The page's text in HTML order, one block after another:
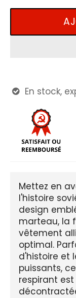
 En stock,
Mettez en
l'histoire
design
marteau, la
vêtement
optimal.
d'histoire et
puissants,
respirant